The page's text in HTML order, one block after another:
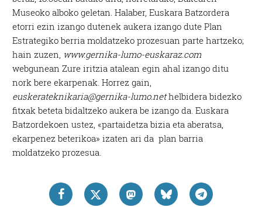
Museoko alboko geletan. Halaber, Euskara Batzordera
etorri ezin izango dutenek aukera izango dute Plan
Estrategiko berria moldatzeko prozesuan parte hartzeko;
hain zuzen, www.gernika-lumo-euskaraz.com
webgunean Zure iritzia atalean egin ahal izango ditu
nork bere ekarpenak. Horrez gain,
euskerateknikaria@gernika-lumo.nethelbidera bidezko
fitxak beteta bidaltzeko aukera be izango da. Euskara
Batzordekoen ustez, «partaidetza bizia eta aberatsa,
ekarpenez beterikoa» izaten ari da plan barria
moldatzeko prozesua.